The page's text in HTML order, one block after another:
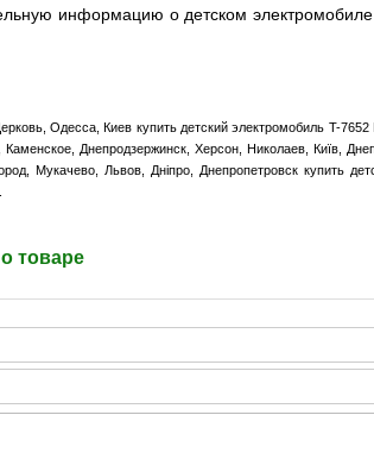
информацию о детском
Одесса, Киев купить детский электромобиль T-7652
Днепродзержинск, Херсон, Николаев, Київ,
Мукачево, Львов, Дніпро, Днепропетровск купить
товаре